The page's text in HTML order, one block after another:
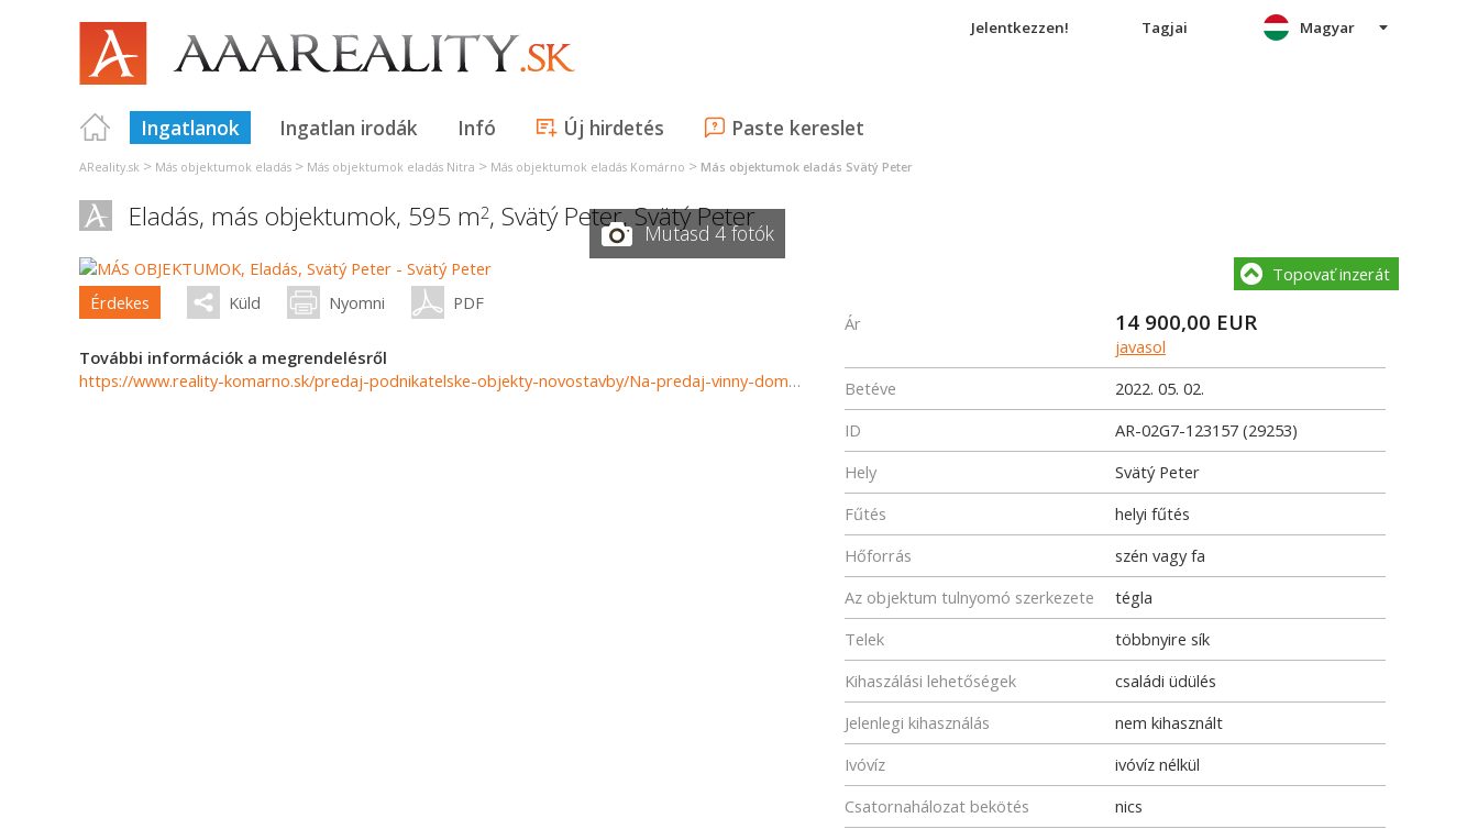
Jelentkezzen! Tagjai
Ingatlanok Ingatlan irodák Infó Új hirdetés Paste kereslet
Magyar
AReality.sk > Más objektumok eladás > Más objektumok eladás Nitra > Más objektumok eladás Komárno > Más objektumok eladás Svätý Peter
Eladás, más objektumok, 595 m2, Svätý Peter,Svätý Peter
Mutasd 4 fotók
Érdekes Küld Nyomni PDF
További információk a megrendelésről
https://www.reality-komarno.sk/predaj-podnikatelske-objekty-novostavby/Na-predaj-vinny-domcek-s-vinicou-vo-Svatom-Petri-29253/?utm_source=areality&utm_medium=xml&utm_term=29253&utm_content=pozemok&utm_campaign=portaly
Topovať inzerát
Ár 14 900,00 EUR
javasol
Betéve
2022. 05. 02.
ID
AR-02G7-123157 (29253)
Hely
Svätý Peter
Fűtés
helyi fűtés
Hőforrás
szén vagy fa
Az objektum tulnyomó szerkezete
tégla
Telek
többnyire sík
Kihaszálási lehetőségek
családi üdülés
Jelenlegi kihasználás
nem kihasznált
Ivóvíz
ivóvíz nélkül
Csatornahálozat bekötés
nics